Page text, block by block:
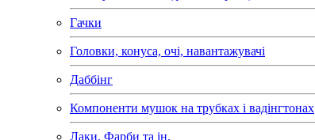
Гачки
Головки, конуса, очі, навантажувачі
Даббінг
Компоненти мушок на трубках і вадінгтонах
Лаки, Фарби та ін.